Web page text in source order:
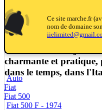
Ce site marche.fr
nom de domaine
Auto
Fiat
Fiat 500
Fiat 500 F - 1974
Véritable icône de
500 F bleu est
charmante et pratique,
dans le temps, dans